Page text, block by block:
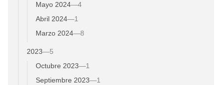
Mayo 2024—4
Abril 2024—1
Marzo 2024—8
2023—5
Octubre 2023—1
Septiembre 2023—1